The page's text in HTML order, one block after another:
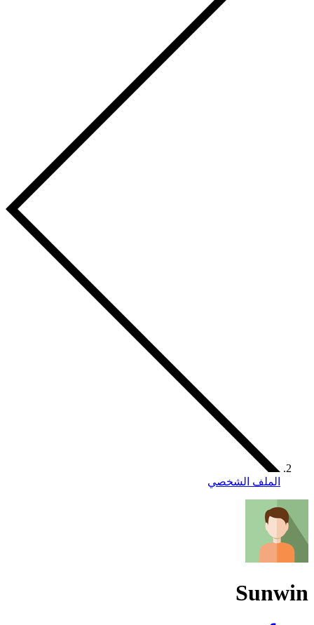
الملف الشخصي
Sunwin